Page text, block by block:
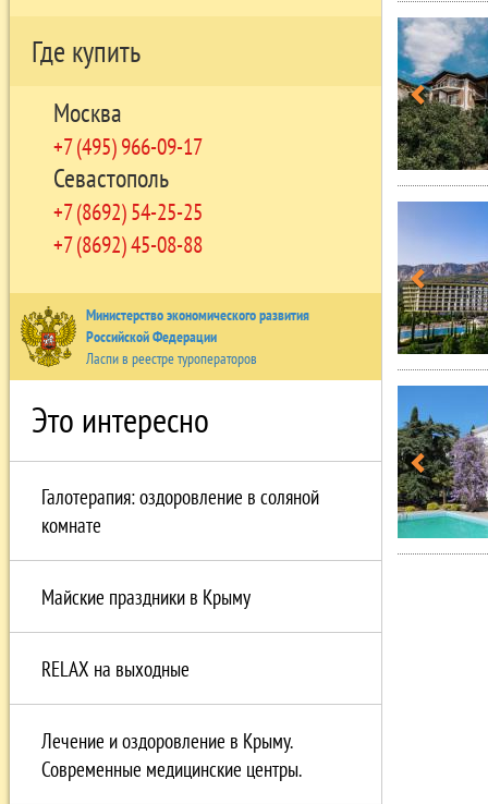
Где купить
Москва
+7 (495) 966-09-17
Севастополь
+7 (8692) 54-25-25
+7 (8692) 45-08-88
Министерство экономического развития
Российской Федерации
Ласпи в реестре туроператоров
Это интересно
Галотерапия: оздоровление в соляной
комнате
Майские праздники в Крыму
RELAX на выходные
Лечение и оздоровление в Крыму.
Современные медицинские центры.